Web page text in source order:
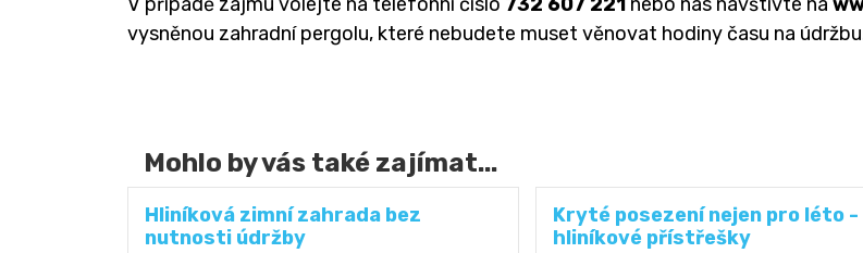
vysněnou zahradní pergolu, které nebudete muset věnovat hodiny času na
Mohlo by vás také zajímat...
Hliníková zimní zahrada bez
nutnosti údržby
Kryté posezení nejen pro léto -
hliníkové přístřešky